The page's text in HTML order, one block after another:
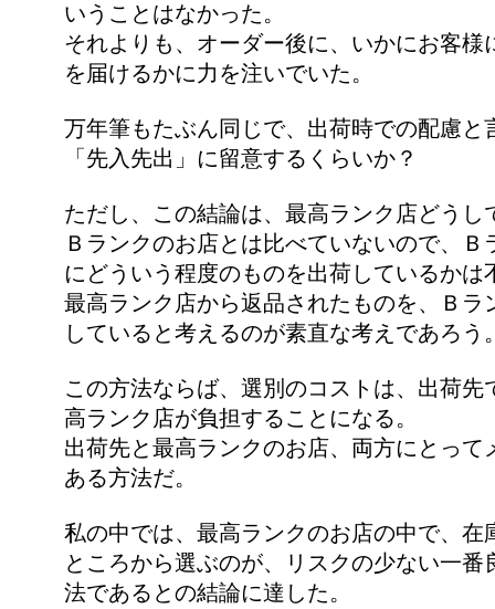
いうことはなかった。
それよりも、オーダー後に、いかにお客様
を届けるかに力を注いでいた。
万年筆もたぶん同じで、出荷時での配慮と
「先入先出」に留意するくらいか？
ただし、この結論は、最高ランク店どうし
Ｂランクのお店とは比べていないので、Ｂ
にどういう程度のものを出荷しているかは
最高ランク店から返品されたものを、Ｂラ
していると考えるのが素直な考えであろう
この方法ならば、選別のコストは、出荷先
高ランク店が負担することになる。
出荷先と最高ランクのお店、両方にとって
ある方法だ。
私の中では、最高ランクのお店の中で、在
ところから選ぶのが、リスクの少ない一番
法であるとの結論に達した。